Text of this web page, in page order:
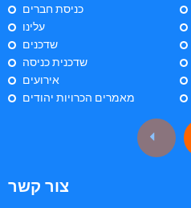
כניסת חברים
עלינו
שדכנים
שדכנית כניסה
אירועים
מאמרים הכרויות יהודים
צור קשר